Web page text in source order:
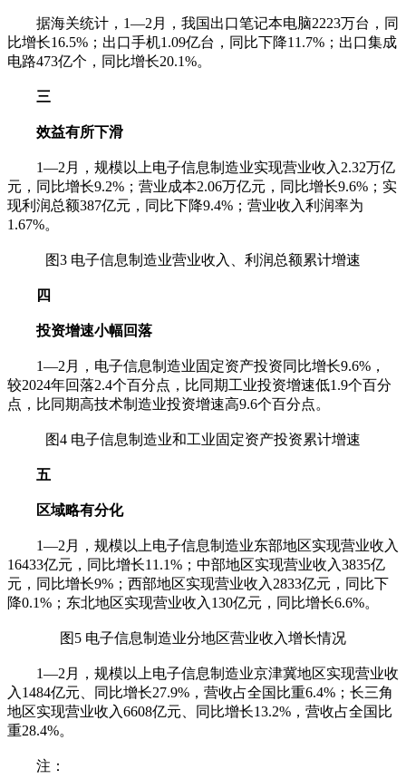
据海关统计，1—2月，我国出口笔记本电脑2223万台，同
比增长16.5%；出口手机1.09亿台，同比下降11.7%；出口集成
电路473亿个，同比增长20.1%。
三
效益有所下滑
1—2月，规模以上电子信息制造业实现营业收入2.32万亿
元，同比增长9.2%；营业成本2.06万亿元，同比增长9.6%；实
现利润总额387亿元，同比下降9.4%；营业收入利润率为
1.67%。
图3 电子信息制造业营业收入、利润总额累计增速
四
投资增速小幅回落
1—2月，电子信息制造业固定资产投资同比增长9.6%，
较2024年回落2.4个百分点，比同期工业投资增速低1.9个百分
点，比同期高技术制造业投资增速高9.6个百分点。
图4 电子信息制造业和工业固定资产投资累计增速
五
区域略有分化
1—2月，规模以上电子信息制造业东部地区实现营业收入
16433亿元，同比增长11.1%；中部地区实现营业收入3835亿
元，同比增长9%；西部地区实现营业收入2833亿元，同比下
降0.1%；东北地区实现营业收入130亿元，同比增长6.6%。
图5 电子信息制造业分地区营业收入增长情况
1—2月，规模以上电子信息制造业京津冀地区实现营业收
入1484亿元、同比增长27.9%，营收占全国比重6.4%；长三角
地区实现营业收入6608亿元、同比增长13.2%，营收占全国比
重28.4%。
注：